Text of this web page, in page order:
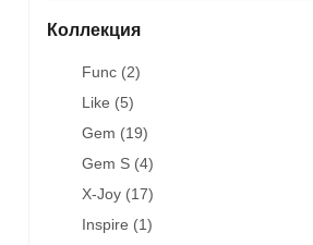
Коллекция
Func (2)
Like (5)
Gem (19)
Gem S (4)
X-Joy (17)
Inspire (1)